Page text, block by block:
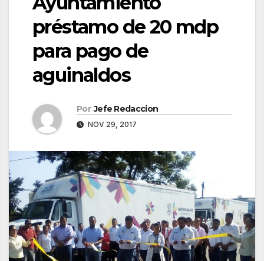
préstamo de 20 mdp
para pago de
aguinaldos
Por Jefe Redaccion
NOV 29, 2017